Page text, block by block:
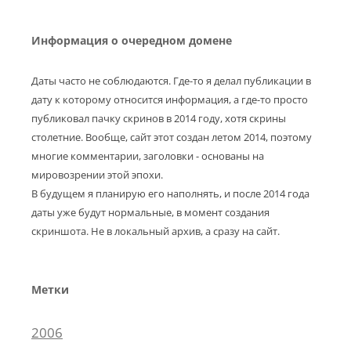
Информация о очередном домене
Даты часто не соблюдаются. Где-то я делал публикации в
дату к которому относится информация, а где-то просто
публиковал пачку скринов в 2014 году, хотя скрины
столетние. Вообще, сайт этот создан летом 2014, поэтому
многие комментарии, заголовки - основаны на
мировозрении этой эпохи.
В будущем я планирую его наполнять, и после 2014 года
даты уже будут нормальные, в момент создания
скриншота. Не в локальный архив, а сразу на сайт.
Метки
2006